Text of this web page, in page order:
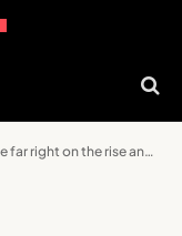
the left struggling to find its place